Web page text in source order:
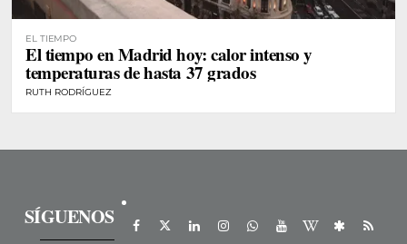
EL TIEMPO
El tiempo en Madrid hoy: calor intenso y
temperaturas de hasta 37 grados
RUTH RODRÍGUEZ
SÍGUENOS